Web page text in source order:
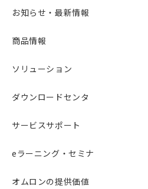
お知らせ・最新情報
商品情報
ソリューション
ダウンロードセンタ
サービスサポート
eラーニング・セミナ
オムロンの提供価値